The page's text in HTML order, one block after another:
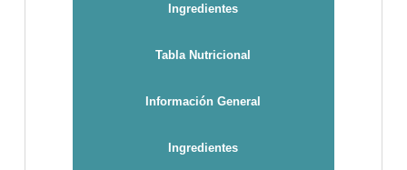
Ingredientes
Tabla Nutricional
Información General
Ingredientes